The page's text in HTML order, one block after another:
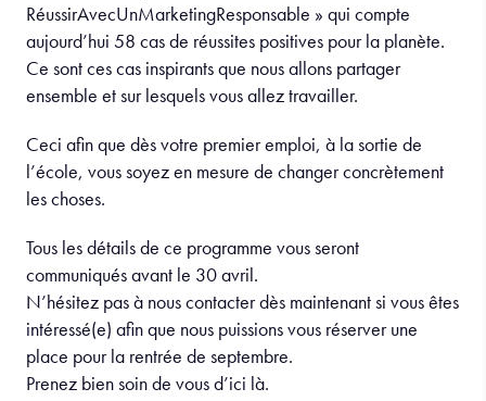
RéussirAvecUnMarketingResponsable » qui compte
aujourd’hui 58 cas de réussites positives pour la planète.
Ce sont ces cas inspirants que nous allons partager
ensemble et sur lesquels vous allez travailler.
Ceci afin que dès votre premier emploi, à la sortie de
l’école, vous soyez en mesure de changer concrètement
les choses.
Tous les détails de ce programme vous seront
communiqués avant le 30 avril.
N’hésitez pas à nous contacter dès maintenant si vous êtes
intéressé(e) afin que nous puissions vous réserver une
place pour la rentrée de septembre.
Prenez bien soin de vous d’ici là.